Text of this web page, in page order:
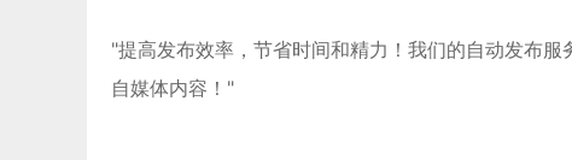
"提高发布效率，节省时间和精力！我们的自动发布
自媒体内容！"